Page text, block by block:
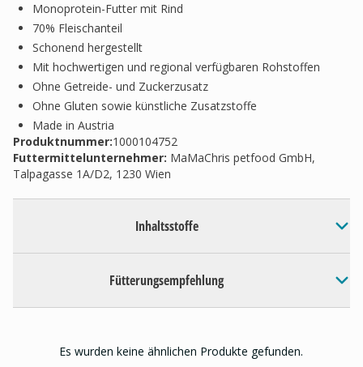
Monoprotein-Futter mit Rind
70% Fleischanteil
Schonend hergestellt
Mit hochwertigen und regional verfügbaren Rohstoffen
Ohne Getreide- und Zuckerzusatz
Ohne Gluten sowie künstliche Zusatzstoffe
Made in Austria
Produktnummer:1000104752
Futtermittelunternehmer: MaMaChris petfood GmbH,
Talpagasse 1A/D2, 1230 Wien
Inhaltsstoffe
Fütterungsempfehlung
Es wurden keine ähnlichen Produkte gefunden.